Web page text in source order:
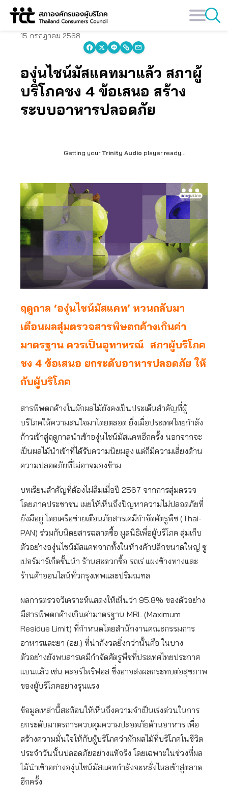
Skip
15 กรกฎาคม 2568
องุ่นไชน์มัสแคทมาแล้ว สภาผู้
บริโภคชง 4 ข้อเสนอ สร้าง
ระบบอาหารปลอดภัย
Getting your Trinity Audio player ready...
ฤดูกาล ‘องุ่นไชน์มัสแคท’ หวนกลับมา
เตือนผลสุ่มตรวจสารพิษตกค้างเกินค่า
มาตรฐาน ควรเป็นอุทาหรณ์ สภาผู้บริโภค
ชง 4 ข้อเสนอ ยกระดับอาหารปลอดภัย ให้
กับผู้บริโภค
สารพิษตกค้างในผักผลไม้ยังคงเป็นประเด็นสำคัญที่ผู้
บริโภคให้ความสนใจมาโดยตลอด ยิ่งเมื่อประเทศไทยกำลัง
ก้าวเข้าสู่ฤดูกาลนำเข้าองุ่นไชน์มัสแคทอีกครั้ง นอกจากจะ
เป็นผลไม้นำเข้าที่ได้รับความนิยมสูง แต่ก็มีความเสี่ยงด้าน
ความปลอดภัยที่ไม่อาจมองข้าม
บทเรียนสำคัญที่ต้องไม่ลืมเมื่อปี 2567 จากการสุ่มตรวจ
โดยภาคประชาชน เผยให้เห็นถึงปัญหาความไม่ปลอดภัยที่
ยังมีอยู่ โดยเครือข่ายเตือนภัยสารเคมีกำจัดศัตรูพืช (Thai-
PAN) ร่วมกับนิตยสารฉลาดซื้อ มูลนิธิเพื่อผู้บริโภค สุ่มเก็บ
ตัวอย่างองุ่นไชน์มัสแคทจากทั้งในห้างค้าปลีกขนาดใหญ่ ซู
เปอร์มาร์เก็ตชั้นนำ ร้านสะดวกซื้อ รถเร่ แผงข้างทางและ
ร้านค้าออนไลน์ทั่วกรุงเทพและปริมณฑล
ผลการตรวจวิเคราะห์แสดงให้เห็นว่า 95.8% ของตัวอย่าง
มีสารพิษตกค้างเกินค่ามาตรฐาน MRL (Maximum
Residue Limit) ที่กำหนดโดยสำนักงานคณะกรรมการ
อาหารและยา (อย.) ที่น่ากังวลยิ่งกว่านั้นคือ ในบาง
ตัวอย่างยังพบสารเคมีกำจัดศัตรูพืชที่ประเทศไทยประกาศ
แบนแล้ว เช่น คลอร์ไพริฟอส ซึ่งอาจส่งผลกระทบต่อสุขภาพ
ของผู้บริโภคอย่างรุนแรง
ข้อมูลเหล่านี้สะท้อนให้เห็นถึงความจำเป็นเร่งด่วนในการ
ยกระดับมาตรการควบคุมความปลอดภัยด้านอาหาร เพื่อ
สร้างความมั่นใจให้กับผู้บริโภคว่าผักผลไม้ที่บริโภคในชีวิต
ประจำวันนั้นปลอดภัยอย่างแท้จริง โดยเฉพาะในช่วงที่ผล
ไม้นำเข้าอย่างองุ่นไชน์มัสแคทกำลังจะหลั่งไหลเข้าสู่ตลาด
อีกครั้ง